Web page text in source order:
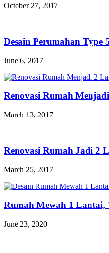
October 27, 2017
Desain Perumahan Type
June 6, 2017
Renovasi Rumah
March 13, 2017
Renovasi Rumah Jadi 2
March 25, 2017
Rumah Mewah 1 Lantai,
June 23, 2020